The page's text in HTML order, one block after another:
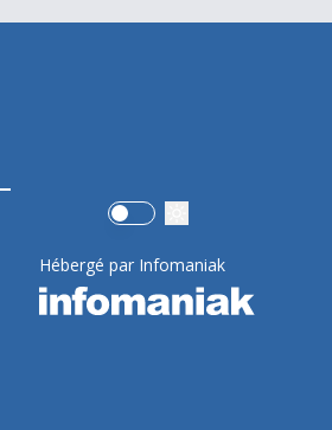
Use setting
Hébergé par Infomaniak